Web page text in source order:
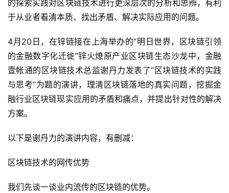
的探索实践对区块链技术进行更深层次的分析和思辨，有利
于从业者看清本质、找出矛盾、解决实际应用的问题。
4月20日，在锌链接在上海举办的“明日世界，区块链引领
的金融数字化迁徙”锌火燎原产业区块链生态沙龙中，金融
壹帐通的区块链技术总监谢丹力发表了“区块链技术的实践
与思考”为题的演讲，理清区块链落地的真实问题，挖掘金
融行业区块链现实应用的矛盾和痛点，并提出针对性的解决
方案。
以下是谢丹力的演讲内容，有删减：
区块链技术的网传优势
我们先谈一谈业内流传的区块链的优势。